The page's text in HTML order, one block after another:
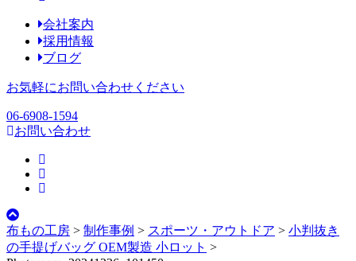
会社案内
採用情報
ブログ
お気軽にお問い合わせください
06-6908-1594
お問い合わせ
布もの工房 > 制作事例 > スポーツ・アウトドア > 小判抜き
の手提げバッグ OEM製造 小ロット >